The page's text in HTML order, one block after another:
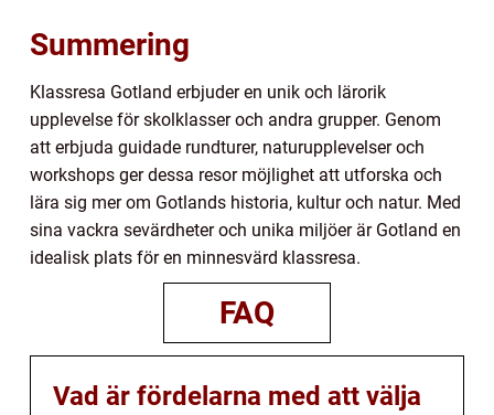
Summering
Klassresa Gotland erbjuder en unik och lärorik
upplevelse för skolklasser och andra grupper. Genom
att erbjuda guidade rundturer, naturupplevelser och
workshops ger dessa resor möjlighet att utforska och
lära sig mer om Gotlands historia, kultur och natur. Med
sina vackra sevärdheter och unika miljöer är Gotland en
idealisk plats för en minnesvärd klassresa.
FAQ
Vad är fördelarna med att välja